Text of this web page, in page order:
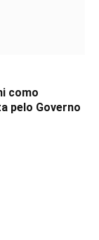
como
pelo Governo